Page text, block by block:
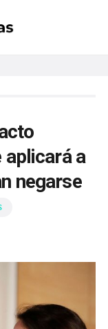
aplicará a
negarse